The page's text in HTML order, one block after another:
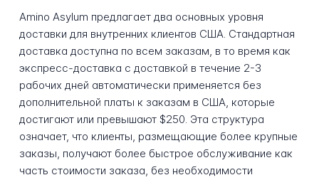
Amino Asylum предлагает два основных уровня
доставки для внутренних клиентов США. Стандартная
доставка доступна по всем заказам, в то время как
экспресс-доставка с доставкой в течение 2-3
рабочих дней автоматически применяется без
дополнительной платы к заказам в США, которые
достигают или превышают $250. Эта структура
означает, что клиенты, размещающие более крупные
заказы, получают более быстрое обслуживание как
часть стоимости заказа, без необходимости